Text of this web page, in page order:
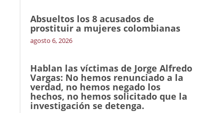
Absueltos los 8 acusados de
prostituir a mujeres colombianas
agosto 6, 2026
Hablan las víctimas de Jorge Alfredo
Vargas: No hemos renunciado a la
verdad, no hemos negado los
hechos, no hemos solicitado que la
investigación se detenga.